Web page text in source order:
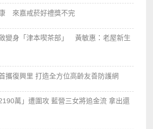
來嘉戒菸好禮獎不完
變身「津本喫茶部」 黃敏惠：老屋新生
攜復興里 打造全方位高齡友善防護網
萬」遭圍攻 藍營三女將追金流 拿出還